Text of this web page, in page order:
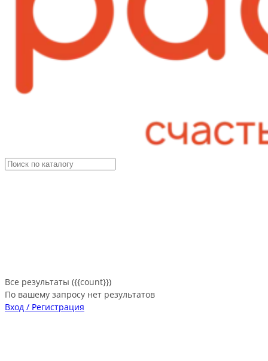
Все результаты ({{count}})
По вашему запросу нет результатов
Вход / Регистрация